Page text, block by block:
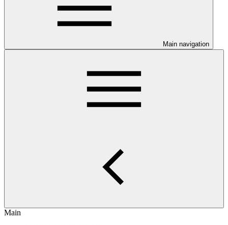
Main navigation
Main